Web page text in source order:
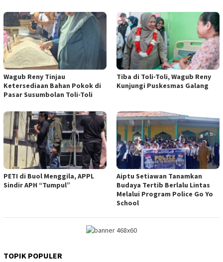
Wagub Reny Tinjau
Ketersediaan Bahan Pokok di
Pasar Susumbolan Toli-Toli
Tiba di Toli-Toli, Wagub Reny
Kunjungi Puskesmas Galang
PETI di Buol Menggila, APPL
Sindir APH “Tumpul”
Aiptu Setiawan Tanamkan
Budaya Tertib Berlalu Lintas
Melalui Program Police Go Yo
School
TOPIK POPULER